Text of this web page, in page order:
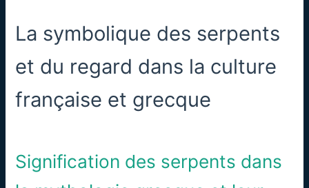
La symbolique des serpents
et du regard dans la culture
française et grecque
Signification des serpents dans